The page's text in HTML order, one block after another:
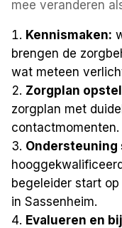
mee veranderen
Kennismaken:
brengen de
wat meteen
Zorgplan
zorgplan met
contactmomenten.
Ondersteuning
begeleider start
in Sassenheim.
Evalueren en